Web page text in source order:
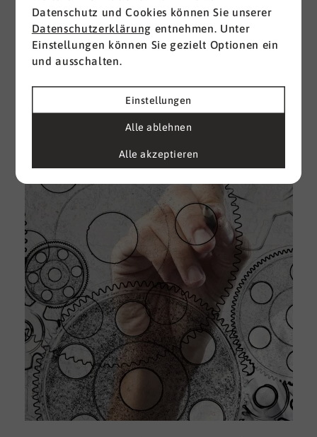
Datenschutz und Cookies können Sie unserer
Datenschutzerklärung entnehmen. Unter
Einstellungen können Sie gezielt Optionen ein
und ausschalten.
Einstellungen
Alle ablehnen
Alle akzeptieren